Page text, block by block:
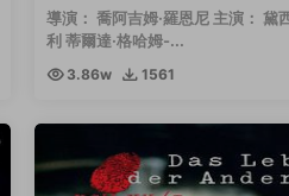
導演： 喬阿吉姆·羅恩尼 主演： 黛
利 蒂爾達·格哈姆-...
3.86w 1561